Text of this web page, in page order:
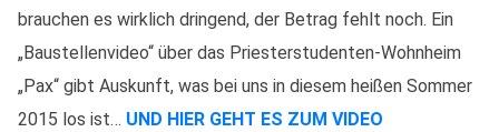
brauchen es wirklich dringend, der Betrag fehlt noch. Ein
„Baustellenvideo“ über das Priesterstudenten-Wohnheim
„Pax“ gibt Auskunft, was bei uns in diesem heißen Sommer
2015 los ist… UND HIER GEHT ES ZUM VIDEO